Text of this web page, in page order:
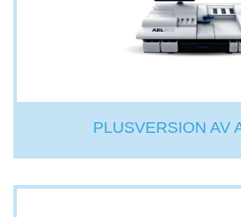
PLUSVERSION AV